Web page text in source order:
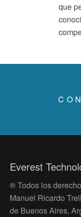
que
Everest
® Todos los
Manuel Ricardo
de Buenos Aires,